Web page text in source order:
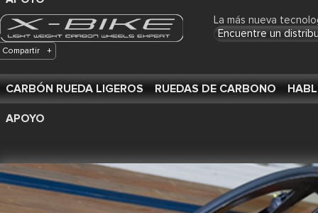
La más nueva
Encuentre un
Compartir +
CARBÓN RUEDA LIGEROS RUEDAS DE CARBONO
APOYO